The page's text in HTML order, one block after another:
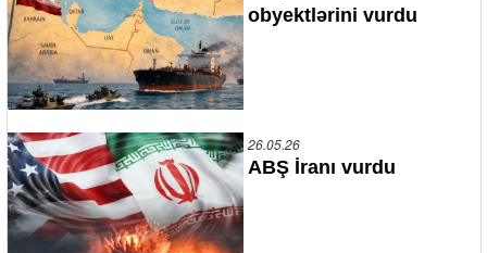
obyektlərini vurdu
26.05.26
ABŞ İranı vurdu